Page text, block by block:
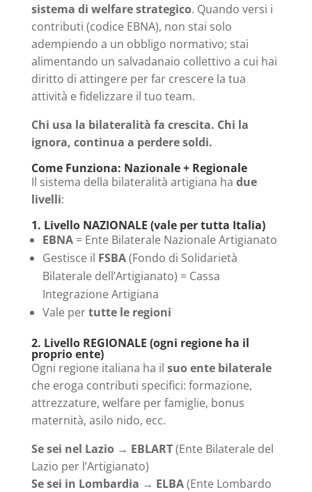
sistema di welfare strategico. Quando versi i
contributi (codice EBNA), non stai solo
adempiendo a un obbligo normativo; stai
alimentando un salvadanaio collettivo a cui hai
diritto di attingere per far crescere la tua
attività e fidelizzare il tuo team.
Chi usa la bilateralità fa crescita. Chi la
ignora, continua a perdere soldi.
Come Funziona: Nazionale + Regionale
Il sistema della bilateralità artigiana ha due
livelli:
1. Livello NAZIONALE (vale per tutta Italia)
EBNA= Ente Bilaterale Nazionale Artigianato
Gestisce il FSBA(Fondo di Solidarietà
Bilaterale dell’Artigianato) = Cassa
Integrazione Artigiana
Vale pertutte le regioni
2. Livello REGIONALE (ogni regione ha il
proprio ente)
Ogni regione italiana ha il suo ente bilaterale
che eroga contributi specifici: formazione,
attrezzature, welfare per famiglie, bonus
maternità, asilo nido, ecc.
Se sei nel Lazio→ EBLART(Ente Bilaterale del
Lazio per l’Artigianato)
Se sei in Lombardia → ELBA(Ente Lombardo